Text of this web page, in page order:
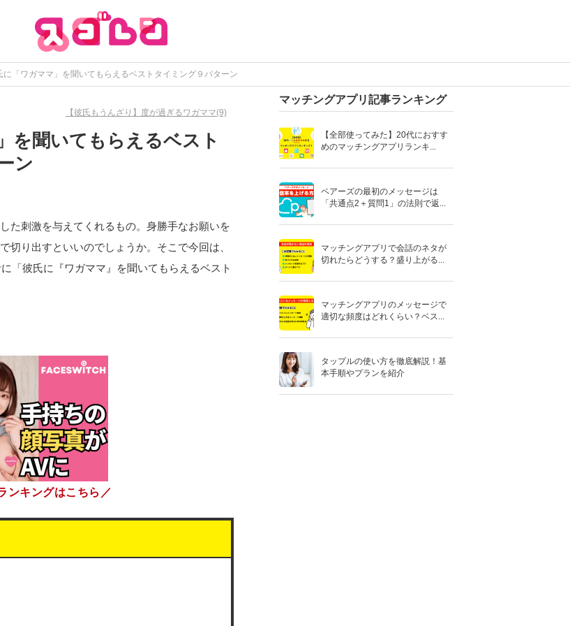
に「ワガママ」を聞いてもらえるベストタイミング９パターン
【彼氏もうんざり】度が過ぎるワガママ(9)
を聞いてもらえるベスト
ン
た刺激を与えてくれるもの。身勝手なお願いを
切り出すといいのでしょうか。そこで今回は、
「彼氏に『ワガママ』を聞いてもらえるベスト
ンキングはこちら／
マッチングアプリ記事ランキング
【全部使ってみた】20代におすす
めのマッチングアプリランキ...
ペアーズの最初のメッセージは
「共通点2＋質問1」の法則で返...
マッチングアプリで会話のネタが
切れたらどうする？盛り上がる...
マッチングアプリのメッセージで
適切な頻度はどれくらい？ベス...
タップルの使い方を徹底解説！基
本手順やプランを紹介